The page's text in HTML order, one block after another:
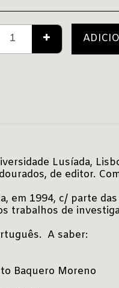
Lusíada,
de editor.
em 1994, c/ parte
trabalhos de
A saber:
Baquero Moreno